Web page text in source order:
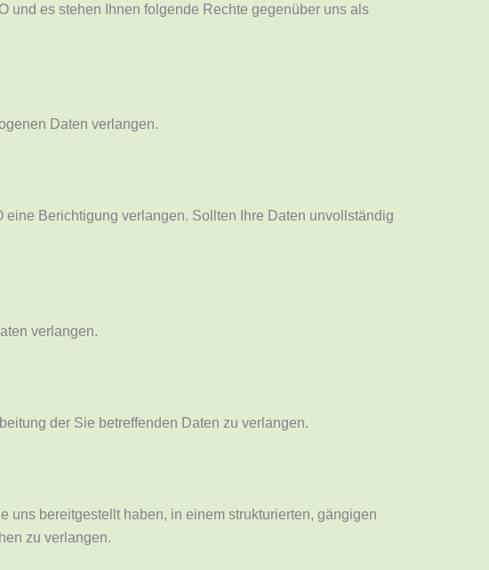
und es stehen Ihnen folgende Rechte gegenüber uns als
Daten verlangen.
Berichtigung verlangen. Sollten Ihre Daten unvollständig
verlangen.
der Sie betreffenden Daten zu verlangen.
uns bereitgestellt haben, in einem strukturierten, gängigen
zu verlangen.